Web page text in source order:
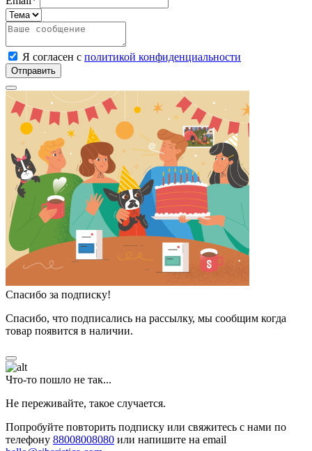
Я согласен с политикой конфиденциальности
Спасибо за подписку!
Спасибо, что подписались на рассылку, мы сообщим когда
товар появится в наличии.
Что-то пошло не так...
Не переживайте, такое случается.
Попробуйте повторить подписку или свяжитесь с нами по
телефону 88008008080 или напишите на email